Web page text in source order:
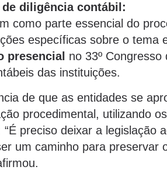
diligência contábil:
como parte essencial do
específicas sobre o tema
presencial no 33º
das instituições.
de que as entidades se
procedimental, utilizando
preciso deixar a legislação
um caminho para preservar